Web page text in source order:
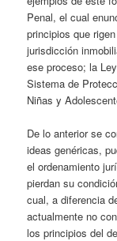
Penal, el cual
principios que
jurisdicción
ese proceso; la
Sistema de
Niñas y
De lo anterior se
ideas genéricas,
el ordenamiento
pierdan su
cual, a diferencia
actualmente no
los principios del